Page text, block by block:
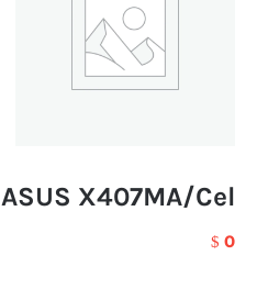
ASUS X407MA/Cel
$ 0